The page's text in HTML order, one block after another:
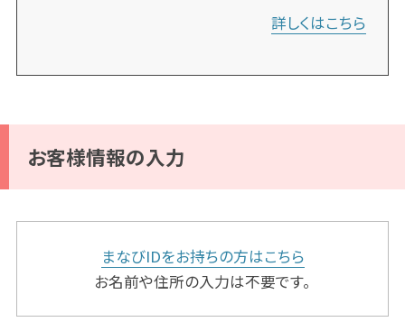
詳しくはこちら
お客様情報の入力
まなびIDをお持ちの方はこちら
お名前や住所の入力は不要です。